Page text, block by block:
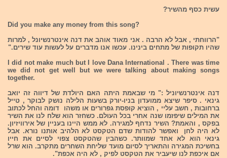
עשית כסף מהשיר?
Did you make any money from this song?
"הרווחתי , אבל לא הרבה . אני מאוד אוהב את דנה אינטרנשיונל , למרות
שהיו תקופות של מתחים בינינו. עכשו אנו מדברים על לעשות עוד שירים."
I did not make much but I love Dana International . There was time
we did not get well but we were talking about making songs
together.
דנה אינטרנשיוניל :" מי שבאמת היתה האם היולדת של דיווה זה יואב
גינאי . סיפר שיצא ממועדון בניו-יורק בשעות הלילה נושק לבוקר , טייל
ברחובות , חשב עליי , הוציא קופסת גפרורים או משהו דומה והחל לכתוב
את המילים שיפזמו שנה אחרי בכל העולם. כשחזר הוא שלח לנו את השיר
בפקס , והאמת? השיר נדחף למגירה. לא ממש היינו בעניין של אירוויזיון.
לא היה לחן ואפשר להודות שדם הטקסט לא הלהיב אותנו נורא. אבל
גינאי הוא לא אחד שמוותר. כשהבין שהטקסט צפוי לסיים את חייו
בחשיכת המגירה והתאריך לסיום מועד שליחת השחרים מתקרב. הוא שרל
אם איכפת לנו שיעביר את הטקסט לפיק , לא היה אכפת".